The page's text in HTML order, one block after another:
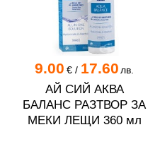
9.00 €/ 17.60 лв.
АЙ СИЙ АКВА
БАЛАНС РАЗТВОР ЗА
МЕКИ ЛЕЩИ 360 мл